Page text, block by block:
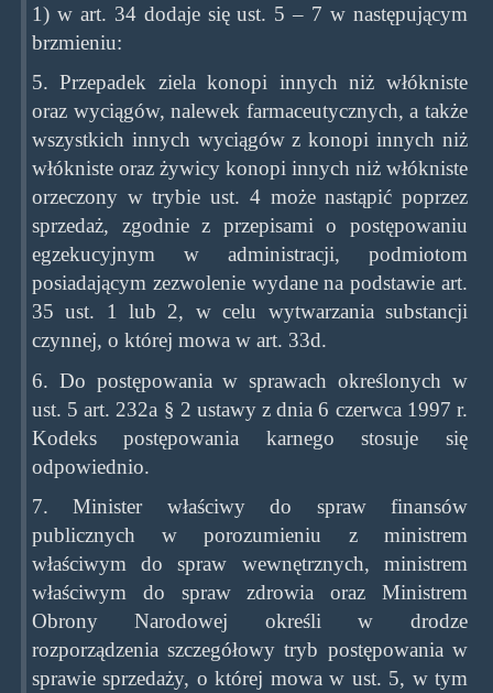
1) w art. 34 dodaje się ust. 5 – 7 w następującym
brzmieniu:
5. Przepadek ziela konopi innych niż włókniste
oraz wyciągów, nalewek farmaceutycznych, a także
wszystkich innych wyciągów z konopi innych niż
włókniste oraz żywicy konopi innych niż włókniste
orzeczony w trybie ust. 4 może nastąpić poprzez
sprzedaż, zgodnie z przepisami o postępowaniu
egzekucyjnym w administracji, podmiotom
posiadającym zezwolenie wydane na podstawie art.
35 ust. 1 lub 2, w celu wytwarzania substancji
czynnej, o której mowa w art. 33d.
6. Do postępowania w sprawach określonych w
ust. 5 art. 232a § 2 ustawy z dnia 6 czerwca 1997 r.
Kodeks postępowania karnego stosuje się
odpowiednio.
7. Minister właściwy do spraw finansów
publicznych w porozumieniu z ministrem
właściwym do spraw wewnętrznych, ministrem
właściwym do spraw zdrowia oraz Ministrem
Obrony Narodowej określi w drodze
rozporządzenia szczegółowy tryb postępowania w
sprawie sprzedaży, o której mowa w ust. 5, w tym